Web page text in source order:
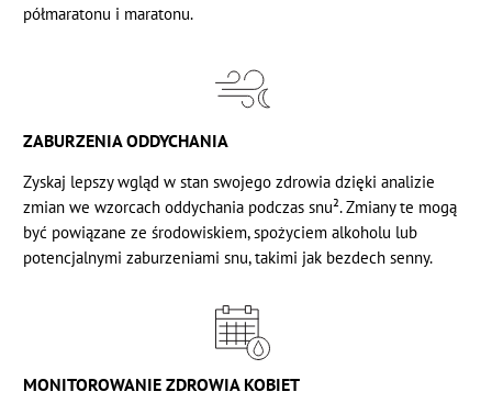
półmaratonu i maratonu.
ZABURZENIA ODDYCHANIA
Zyskaj lepszy wgląd w stan swojego zdrowia dzięki analizie
zmian we wzorcach oddychania podczas snu². Zmiany te mogą
być powiązane ze środowiskiem, spożyciem alkoholu lub
potencjalnymi zaburzeniami snu, takimi jak bezdech senny.
MONITOROWANIE ZDROWIA KOBIET